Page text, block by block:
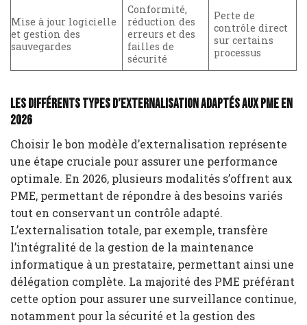
Mise à jour logicielle
et gestion des
sauvegardes
Conformité,
réduction des
erreurs et des
failles de
sécurité
Perte de
contrôle direct
sur certains
processus
Les différents types d’externalisation adaptés aux PME en
2026
Choisir le bon modèle d’externalisation représente
une étape cruciale pour assurer une performance
optimale. En 2026, plusieurs modalités s’offrent aux
PME, permettant de répondre à des besoins variés
tout en conservant un contrôle adapté.
L’externalisation totale, par exemple, transfère
l’intégralité de la gestion de la maintenance
informatique à un prestataire, permettant ainsi une
délégation complète. La majorité des PME préférant
cette option pour assurer une surveillance continue,
notamment pour la sécurité et la gestion des